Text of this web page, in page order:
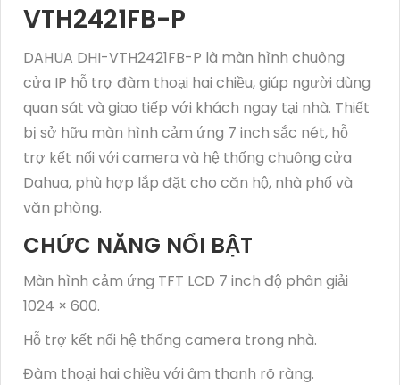
VTH2421FB-P
DAHUA DHI-VTH2421FB-P là màn hình chuông
cửa IP hỗ trợ đàm thoại hai chiều, giúp người dùng
quan sát và giao tiếp với khách ngay tại nhà. Thiết
bị sở hữu màn hình cảm ứng 7 inch sắc nét, hỗ
trợ kết nối với camera và hệ thống chuông cửa
Dahua, phù hợp lắp đặt cho căn hộ, nhà phố và
văn phòng.
CHỨC NĂNG NỔI BẬT
Màn hình cảm ứng TFT LCD 7 inch độ phân giải
1024 × 600.
Hỗ trợ kết nối hệ thống camera trong nhà.
Đàm thoại hai chiều với âm thanh rõ ràng.